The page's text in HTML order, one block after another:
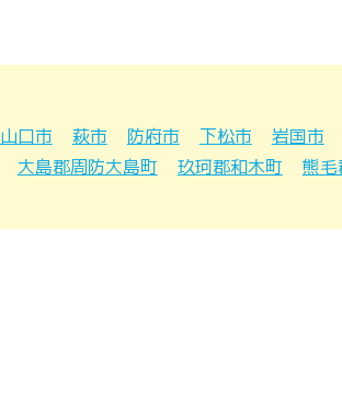
山口市 萩市 防府市 下松市 岩国市
大島郡周防大島町 玖珂郡和木町 熊毛